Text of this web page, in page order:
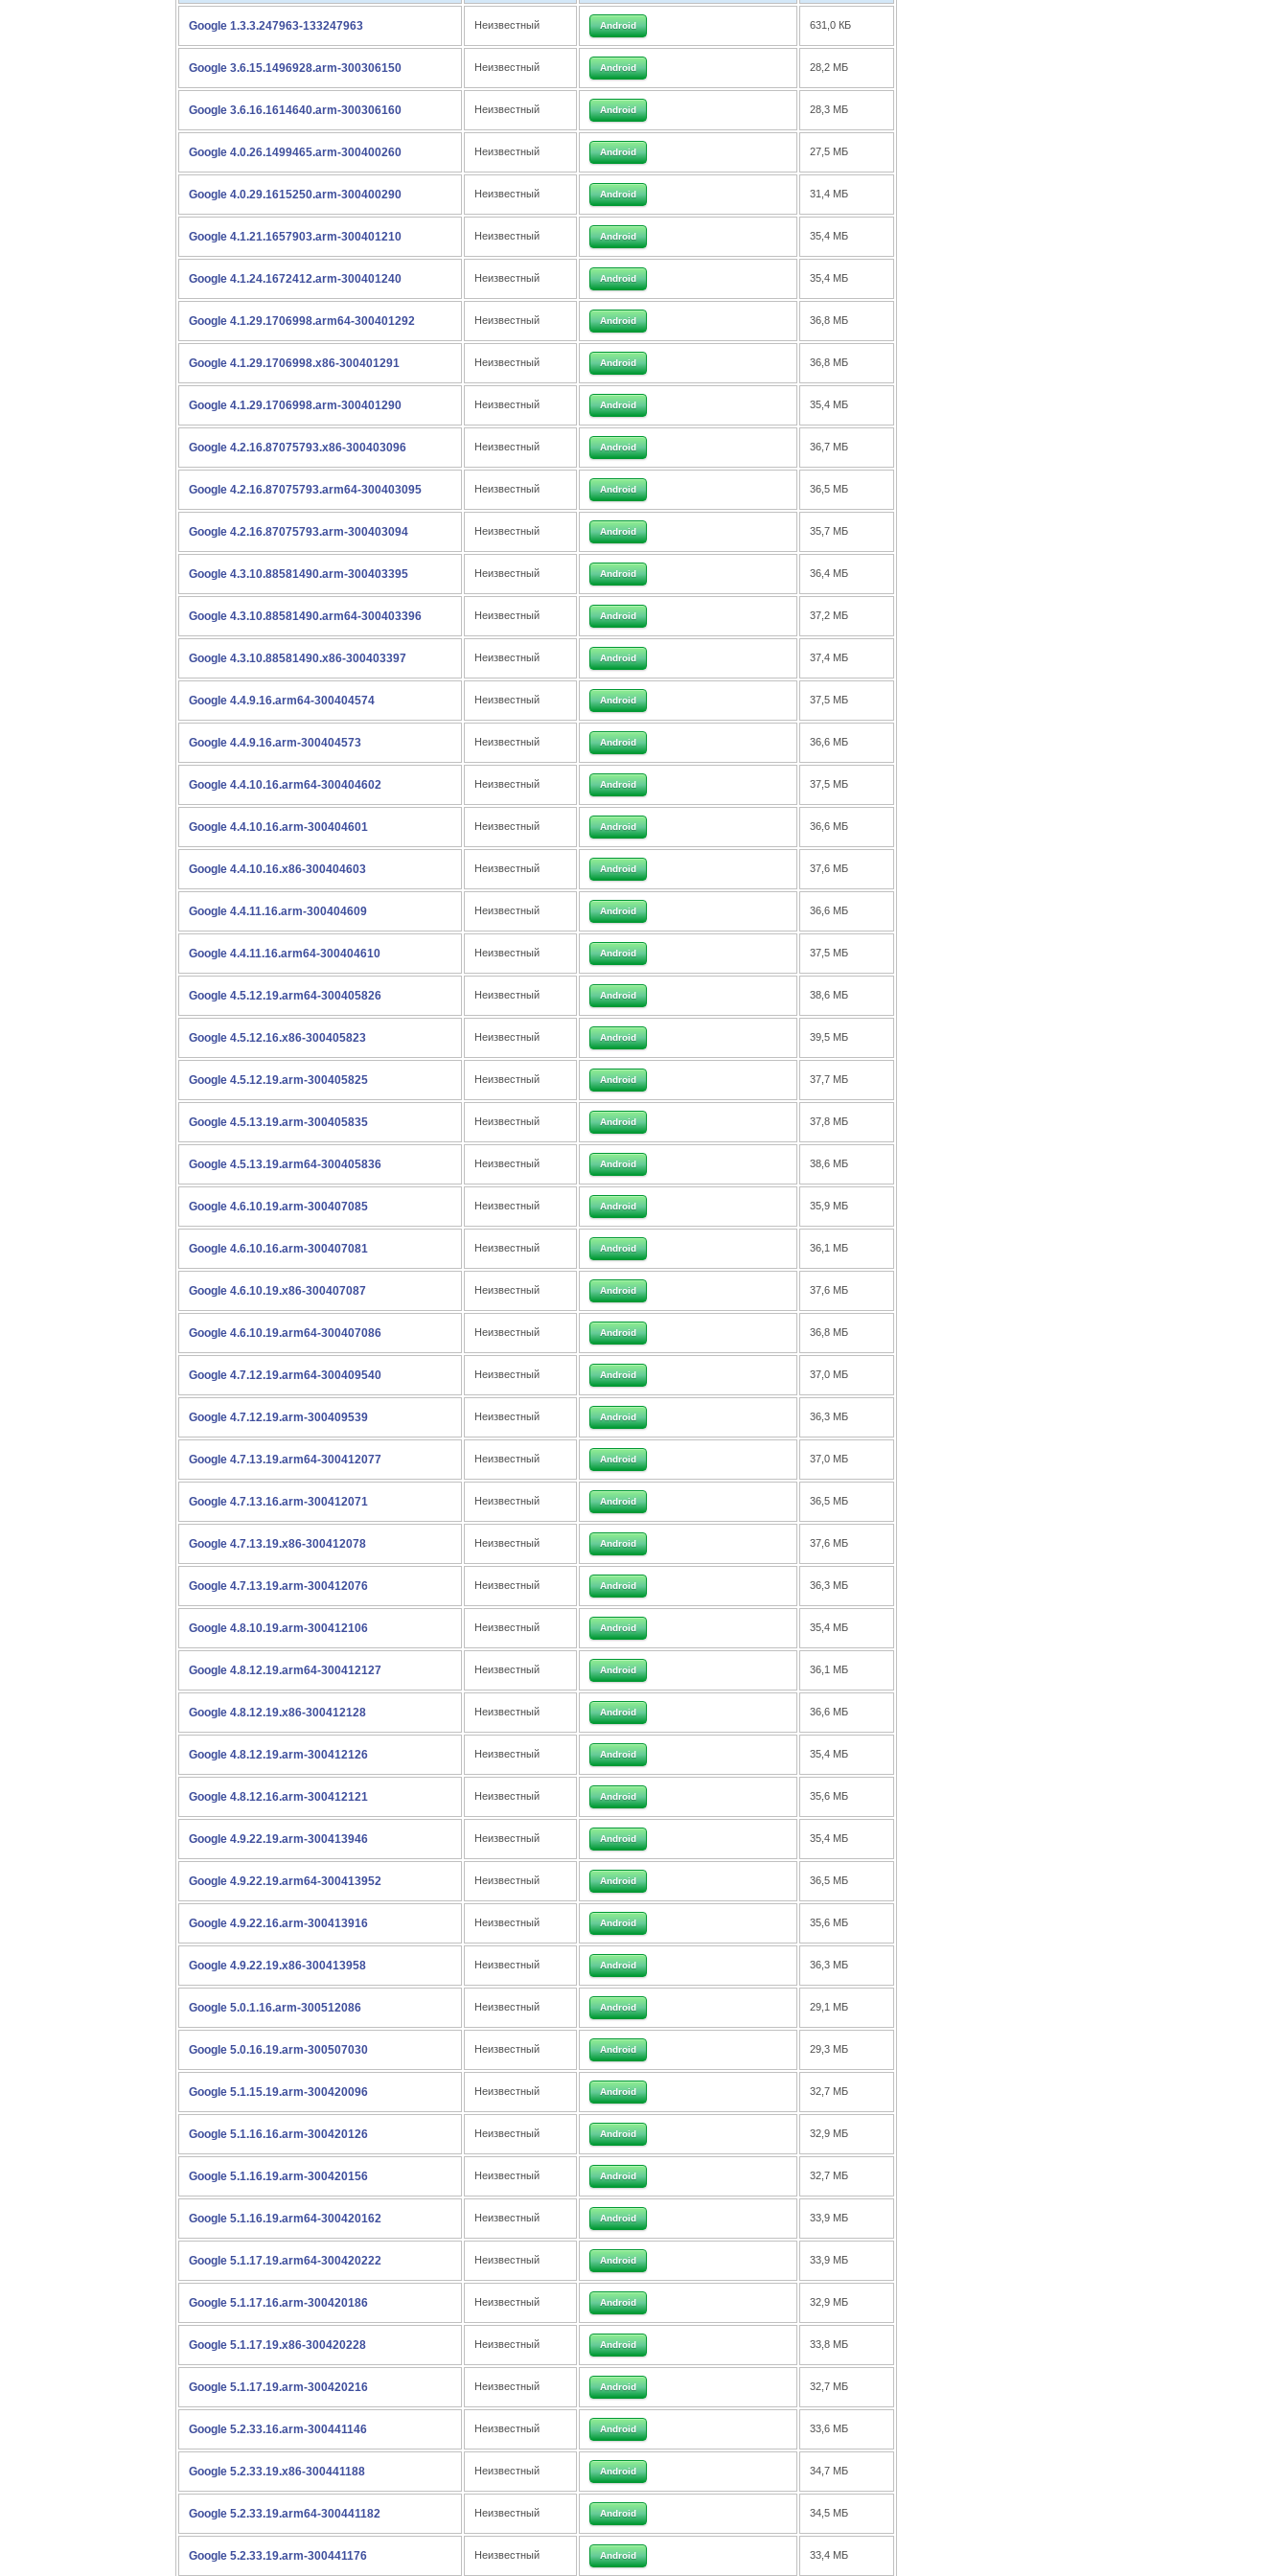
Google 1.3.3.247963-133247963 Неизвестный Android 631,0 КБ
Google 3.6.15.1496928.arm-300306150 Неизвестный Android 28,2 МБ
Google 3.6.16.1614640.arm-300306160 Неизвестный Android 28,3 МБ
Google 4.0.26.1499465.arm-300400260 Неизвестный Android 27,5 МБ
Google 4.0.29.1615250.arm-300400290 Неизвестный Android 31,4 МБ
Google 4.1.21.1657903.arm-300401210 Неизвестный Android 35,4 МБ
Google 4.1.24.1672412.arm-300401240 Неизвестный Android 35,4 МБ
Google 4.1.29.1706998.arm64-300401292 Неизвестный Android 36,8 МБ
Google 4.1.29.1706998.x86-300401291 Неизвестный Android 36,8 МБ
Google 4.1.29.1706998.arm-300401290 Неизвестный Android 35,4 МБ
Google 4.2.16.87075793.x86-300403096 Неизвестный Android 36,7 МБ
Google 4.2.16.87075793.arm64-300403095 Неизвестный Android 36,5 МБ
Google 4.2.16.87075793.arm-300403094 Неизвестный Android 35,7 МБ
Google 4.3.10.88581490.arm-300403395 Неизвестный Android 36,4 МБ
Google 4.3.10.88581490.arm64-300403396 Неизвестный Android 37,2 МБ
Google 4.3.10.88581490.x86-300403397 Неизвестный Android 37,4 МБ
Google 4.4.9.16.arm64-300404574 Неизвестный Android 37,5 МБ
Google 4.4.9.16.arm-300404573 Неизвестный Android 36,6 МБ
Google 4.4.10.16.arm64-300404602 Неизвестный Android 37,5 МБ
Google 4.4.10.16.arm-300404601 Неизвестный Android 36,6 МБ
Google 4.4.10.16.x86-300404603 Неизвестный Android 37,6 МБ
Google 4.4.11.16.arm-300404609 Неизвестный Android 36,6 МБ
Google 4.4.11.16.arm64-300404610 Неизвестный Android 37,5 МБ
Google 4.5.12.19.arm64-300405826 Неизвестный Android 38,6 МБ
Google 4.5.12.16.x86-300405823 Неизвестный Android 39,5 МБ
Google 4.5.12.19.arm-300405825 Неизвестный Android 37,7 МБ
Google 4.5.13.19.arm-300405835 Неизвестный Android 37,8 МБ
Google 4.5.13.19.arm64-300405836 Неизвестный Android 38,6 МБ
Google 4.6.10.19.arm-300407085 Неизвестный Android 35,9 МБ
Google 4.6.10.16.arm-300407081 Неизвестный Android 36,1 МБ
Google 4.6.10.19.x86-300407087 Неизвестный Android 37,6 МБ
Google 4.6.10.19.arm64-300407086 Неизвестный Android 36,8 МБ
Google 4.7.12.19.arm64-300409540 Неизвестный Android 37,0 МБ
Google 4.7.12.19.arm-300409539 Неизвестный Android 36,3 МБ
Google 4.7.13.19.arm64-300412077 Неизвестный Android 37,0 МБ
Google 4.7.13.16.arm-300412071 Неизвестный Android 36,5 МБ
Google 4.7.13.19.x86-300412078 Неизвестный Android 37,6 МБ
Google 4.7.13.19.arm-300412076 Неизвестный Android 36,3 МБ
Google 4.8.10.19.arm-300412106 Неизвестный Android 35,4 МБ
Google 4.8.12.19.arm64-300412127 Неизвестный Android 36,1 МБ
Google 4.8.12.19.x86-300412128 Неизвестный Android 36,6 МБ
Google 4.8.12.19.arm-300412126 Неизвестный Android 35,4 МБ
Google 4.8.12.16.arm-300412121 Неизвестный Android 35,6 МБ
Google 4.9.22.19.arm-300413946 Неизвестный Android 35,4 МБ
Google 4.9.22.19.arm64-300413952 Неизвестный Android 36,5 МБ
Google 4.9.22.16.arm-300413916 Неизвестный Android 35,6 МБ
Google 4.9.22.19.x86-300413958 Неизвестный Android 36,3 МБ
Google 5.0.1.16.arm-300512086 Неизвестный Android 29,1 МБ
Google 5.0.16.19.arm-300507030 Неизвестный Android 29,3 МБ
Google 5.1.15.19.arm-300420096 Неизвестный Android 32,7 МБ
Google 5.1.16.16.arm-300420126 Неизвестный Android 32,9 МБ
Google 5.1.16.19.arm-300420156 Неизвестный Android 32,7 МБ
Google 5.1.16.19.arm64-300420162 Неизвестный Android 33,9 МБ
Google 5.1.17.19.arm64-300420222 Неизвестный Android 33,9 МБ
Google 5.1.17.16.arm-300420186 Неизвестный Android 32,9 МБ
Google 5.1.17.19.x86-300420228 Неизвестный Android 33,8 МБ
Google 5.1.17.19.arm-300420216 Неизвестный Android 32,7 МБ
Google 5.2.33.16.arm-300441146 Неизвестный Android 33,6 МБ
Google 5.2.33.19.x86-300441188 Неизвестный Android 34,7 МБ
Google 5.2.33.19.arm64-300441182 Неизвестный Android 34,5 МБ
Google 5.2.33.19.arm-300441176 Неизвестный Android 33,4 МБ